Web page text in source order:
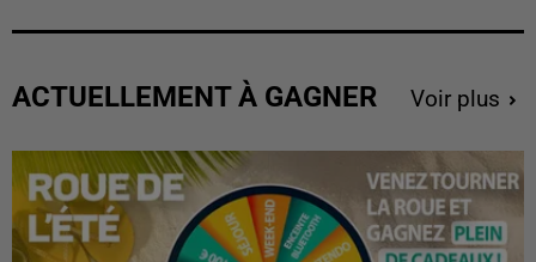
ACTUELLEMENT À GAGNER Voir plus